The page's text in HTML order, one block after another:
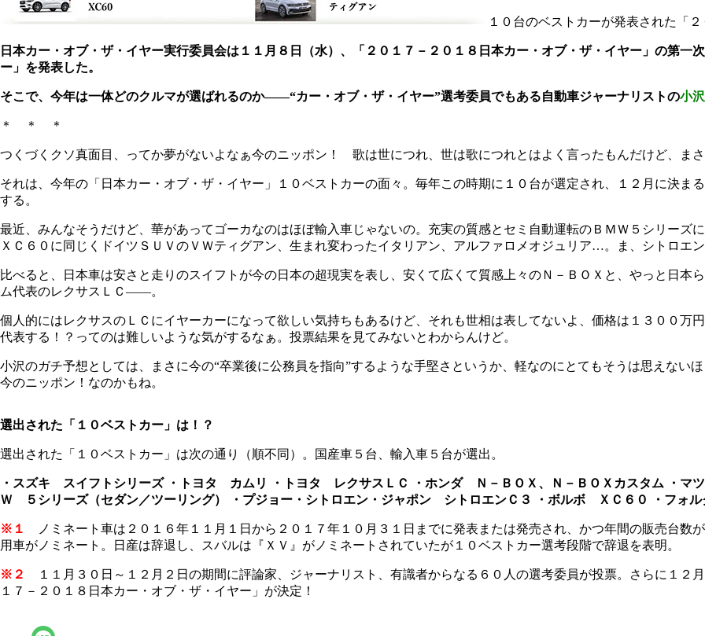
１０台のベストカーが発表された「
日本カー・オブ・ザ・イヤー実行委員会は１１月８日（水）、「２０１７－２０１８日本カー・オブ・ザ・イヤー」の第一
ー」を発表した。
そこで、今年は一体どのクルマが選ばれるのか――“カー・オブ・ザ・イヤー”選考委員でもある自動車ジャーナリストの小
＊ ＊ ＊
つくづくクソ真面目、ってか夢がないよなぁ今のニッポン！ 歌は世につれ、世は歌につれとはよく言ったもんだけど、ま
それは、今年の「日本カー・オブ・ザ・イヤー」１０ベストカーの面々。毎年この時期に１０台が選定され、１２月に決ま
する。
最近、みんなそうだけど、華があってゴーカなのはほぼ輸入車じゃないの。充実の質感とセミ自動運転のＢＭＷ５シリーズ
ＸＣ６０に同じくドイツＳＵＶのＶＷティグアン、生まれ変わったイタリアン、アルファロメオジュリア…。ま、シトロエ
比べると、日本車は安さと走りのスイフトが今の日本の超現実を表し、安くて広くて質感上々のＮ－ＢＯＸと、やっと日本
ム代表のレクサスＬＣ――。
個人的にはレクサスのＬＣにイヤーカーになって欲しい気持ちもあるけど、それも世相は表してないよ、価格は１３００
代表する！？ってのは難しいような気がするなぁ。投票結果を見てみないとわからんけど。
小沢のガチ予想としては、まさに今の“卒業後に公務員を指向”するような手堅さというか、軽なのにとてもそうは思えな
今のニッポン！なのかもね。
選出された「１０ベストカー」は！？
選出された「１０ベストカー」は次の通り（順不同）。国産車５台、輸入車５台が選出。
・スズキ スイフトシリーズ・トヨタ カムリ ・トヨタ レクサスＬＣ ・ホンダ Ｎ－ＢＯＸ、Ｎ－ＢＯＸカスタム ・マ
Ｗ ５シリーズ（セダン／ツーリング）
・プジョー・シトロエン・ジャポン シトロエンＣ３ ・ボルボ ＸＣ６０ ・フォ
※１
ノミネート車は２０１６年１１月１日から２０１７年１０月３１日までに発表または発売され、かつ年間の販売台数
用車がノミネート。日産は辞退し、スバルは『ＸＶ』がノミネートされていたが１０ベストカー選考段階で辞退を表明。
※２
１１月３０日～１２月２日の期間に評論家、ジャーナリスト、有識者からなる６０人の選考委員が投票。さらに１２
１７－２０１８日本カー・オブ・ザ・イヤー」が決定！